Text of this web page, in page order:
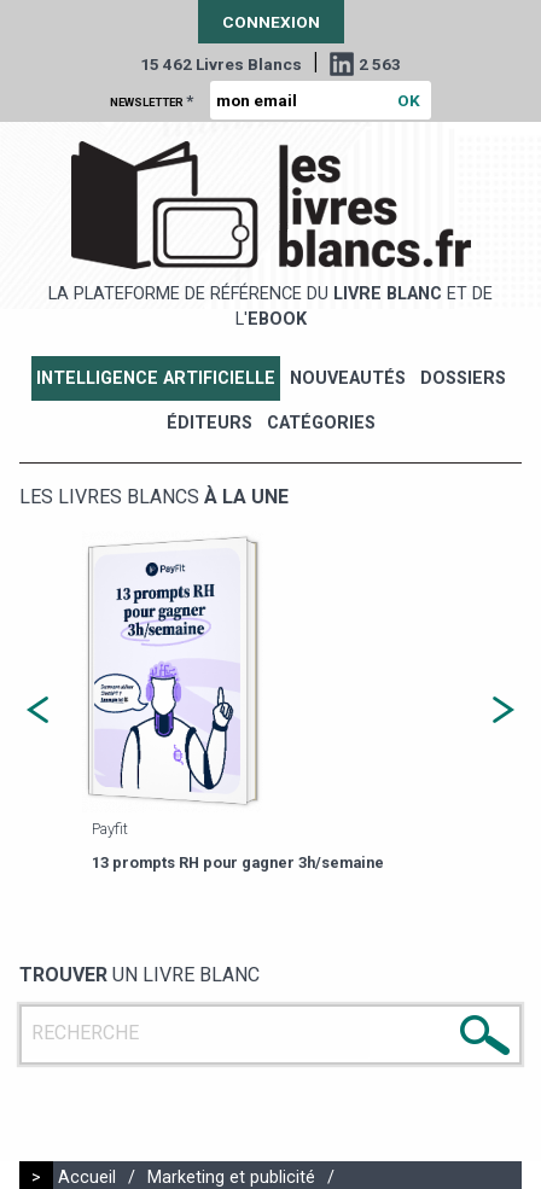
CONNEXION
15 462 Livres Blancs | 2 563
NEWSLETTER *
LA PLATEFORME DE RÉFÉRENCE DU LIVRE BLANC ET DE
L' EBOOK
INTELLIGENCE ARTIFICIELLE NOUVEAUTÉS DOSSIERS
ÉDITEURS CATÉGORIES
LES LIVRES BLANCS À LA UNE
Payfit
13 prompts RH pour gagner 3h/semaine
TROUVER UN LIVRE BLANC
> Accueil / Marketing et publicité
/